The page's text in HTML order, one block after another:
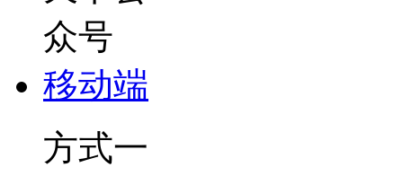
移动端
方式一